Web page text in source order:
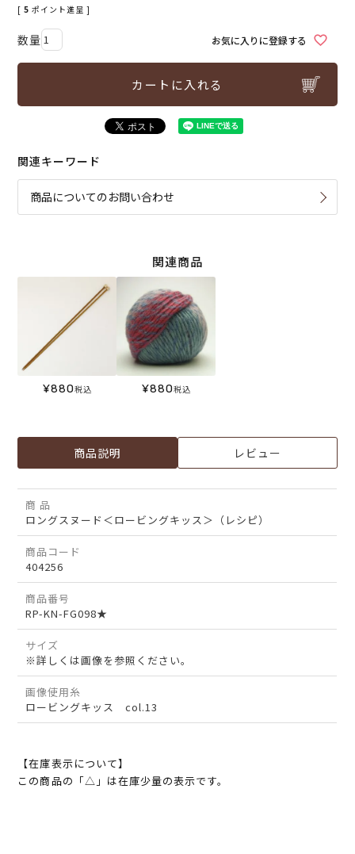
[ 5 ポイント進呈 ]
お気に入りに登録する
カートに入れる
関連キーワード
商品についてのお問い合わせ
関連商品
¥880税込 ¥880税込
商品説明 レビュー
商 品
ロングスヌード＜ロービングキッス＞（レシピ）
商品コード
404256
商品番号
RP-KN-FG098★
サイズ
※詳しくは画像を参照ください。
画像使用糸
ロービングキッス col.13
【在庫表示について】
この商品の「△」は在庫少量の表示です。